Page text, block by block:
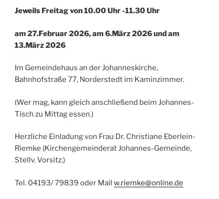
Jeweils Freitag von 10.00 Uhr -11.30 Uhr
am 27.Februar 2026, am 6.März 2026 und am
13.März 2026
Im Gemeindehaus an der Johanneskirche,
Bahnhofstraße 77, Norderstedt im Kaminzimmer.
(Wer mag, kann gleich anschließend beim Johannes-
Tisch zu Mittag essen.)
Herzliche Einladung von Frau Dr. Christiane Eberlein-
Riemke (Kirchengemeinderat Johannes-Gemeinde,
Stellv. Vorsitz.)
Tel. 04193/ 79839 oder Mail w.riemke@online.de